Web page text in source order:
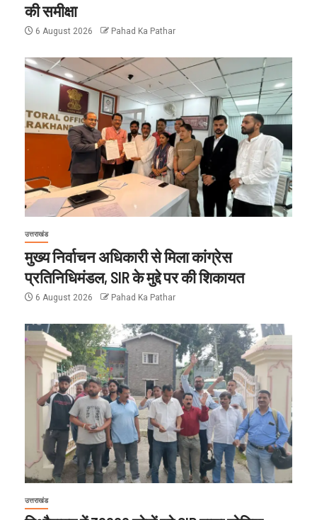
की समीक्षा
6 August 2026 Pahad Ka Pathar
उत्तराखंड
मुख्य निर्वाचन अधिकारी से मिला कांग्रेस
प्रतिनिधिमंडल, SIR के मुद्दे पर की शिकायत
6 August 2026 Pahad Ka Pathar
उत्तराखंड